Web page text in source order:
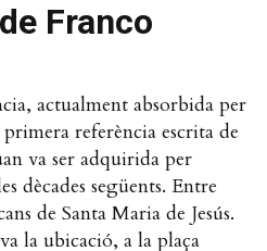
Franco
actualment absorbida per
referència escrita de
va ser adquirida per
dècades següents. Entre
de Santa Maria de Jesús.
la ubicació, a la plaça